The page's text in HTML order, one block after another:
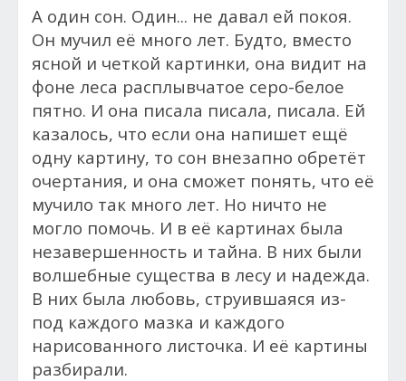
А один сон. Один... не давал ей покоя.
Он мучил её много лет. Будто, вместо
ясной и четкой картинки, она видит на
фоне леса расплывчатое серо-белое
пятно. И она писала писала, писала. Ей
казалось, что если она напишет ещё
одну картину, то сон внезапно обретёт
очертания, и она сможет понять, что её
мучило так много лет. Но ничто не
могло помочь. И в её картинах была
незавершенность и тайна. В них были
волшебные существа в лесу и надежда.
В них была любовь, струившаяся из-
под каждого мазка и каждого
нарисованного листочка. И её картины
разбирали.